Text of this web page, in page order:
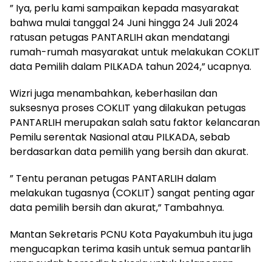
” Iya, perlu kami sampaikan kepada masyarakat
bahwa mulai tanggal 24 Juni hingga 24 Juli 2024
ratusan petugas PANTARLIH akan mendatangi
rumah-rumah masyarakat untuk melakukan COKLIT
data Pemilih dalam PILKADA tahun 2024,” ucapnya.
Wizri juga menambahkan, keberhasilan dan
suksesnya proses COKLIT yang dilakukan petugas
PANTARLIH merupakan salah satu faktor kelancaran
Pemilu serentak Nasional atau PILKADA, sebab
berdasarkan data pemilih yang bersih dan akurat.
” Tentu peranan petugas PANTARLIH dalam
melakukan tugasnya (COKLIT) sangat penting agar
data pemilih bersih dan akurat,” Tambahnya.
Mantan Sekretaris PCNU Kota Payakumbuh itu juga
mengucapkan terima kasih untuk semua pantarlih